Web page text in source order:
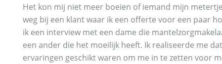
Het kon mij niet meer boeien of iemand mijn
weg bij een klant waar ik een offerte voor een paar
ik een interview met een dame die
een ander die het moeilijk heeft. Ik realiseerde me
ervaringen geschikt waren om me in te zetten voor